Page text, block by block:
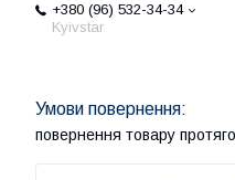
+380 (96) 532-34-34
Kyivstar
повернення товару